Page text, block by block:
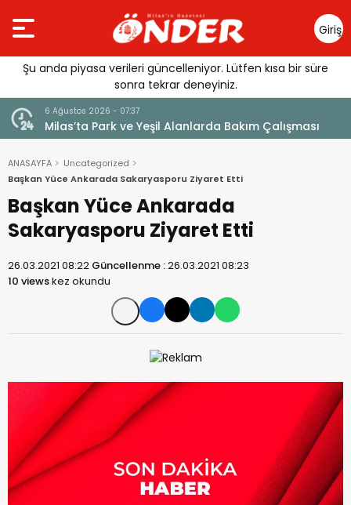
Giriş
Yap
Şu anda piyasa verileri güncelleniyor. Lütfen kısa bir süre
sonra tekrar deneyiniz.
6 Ağustos 2026 - 07:37
Milas’ta Park ve Yeşil Alanlarda Bakım Çalışması
ANASAYFA
Uncategorized
Başkan Yüce Ankarada Sakaryasporu Ziyaret Etti
Başkan Yüce Ankarada
Sakaryasporu Ziyaret Etti
26.03.2021 08:22 Güncellenme :26.03.2021 08:23
10 viewskez okundu